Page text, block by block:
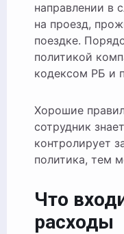
направлении в
на проезд,
поездке.
политикой
кодексом РБ и
Хорошие
сотрудник
контролирует
политика, тем
Что
расходы